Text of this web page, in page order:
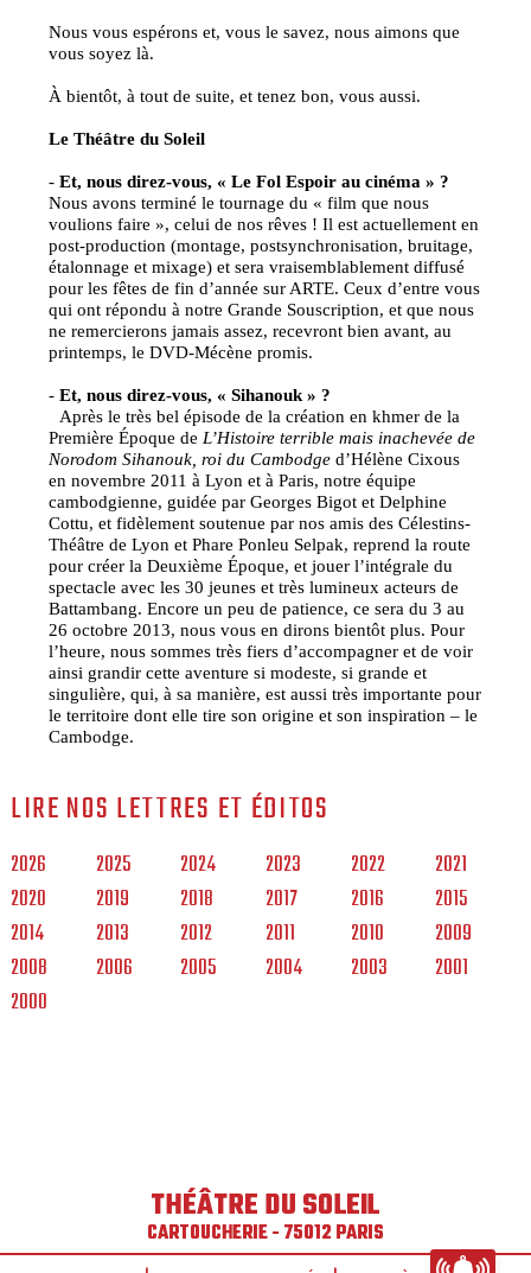
Nous vous espérons et, vous le savez, nous aimons que
vous soyez là.
À bientôt, à tout de suite, et tenez bon, vous aussi.
Le Théâtre du Soleil
-Et, nous direz-vous, « Le Fol Espoir au cinéma » ?
Nous avons terminé le tournage du « film que nous
voulions faire », celui de nos rêves ! Il est actuellement en
post-production (montage, postsynchronisation, bruitage,
étalonnage et mixage) et sera vraisemblablement diffusé
pour les fêtes de fin d’année sur ARTE. Ceux d’entre vous
qui ont répondu à notre Grande Souscription, et que nous
ne remercierons jamais assez, recevront bien avant, au
printemps, le DVD-Mécène promis.
-Et, nous direz-vous, « Sihanouk » ?
Après le très bel épisode de la création en khmer de la
Première Époque de L’Histoire terrible mais inachevée de
Norodom Sihanouk, roi du Cambodge d’Hélène Cixous
en novembre 2011 à Lyon et à Paris, notre équipe
cambodgienne, guidée par Georges Bigot et Delphine
Cottu, et fidèlement soutenue par nos amis des Célestins-
Théâtre de Lyon et Phare Ponleu Selpak, reprend la route
pour créer la Deuxième Époque, et jouer l’intégrale du
spectacle avec les 30 jeunes et très lumineux acteurs de
Battambang. Encore un peu de patience, ce sera du 3 au
26 octobre 2013, nous vous en dirons bientôt plus. Pour
l’heure, nous sommes très fiers d’accompagner et de voir
ainsi grandir cette aventure si modeste, si grande et
singulière, qui, à sa manière, est aussi très importante pour
le territoire dont elle tire son origine et son inspiration – le
Cambodge.
LIRE NOS LETTRES ET ÉDITOS
2026 2025 2024 2023 2022
2021
2020
2019 2018 2017 2016
2015
2014
2013 2012 2011 2010
2009
2008
2006 2005 2004 2003
2001
2000
THÉÂTRE DU SOLEIL
CARTOUCHERIE - 75012 PARIS